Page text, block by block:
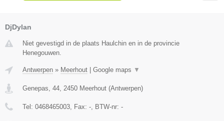
DjDylan
Niet gevestigd in de plaats Haulchin en in de provincie
Henegouwen.
Antwerpen » Meerhout Google maps ▼
Genepas, 44, 2450 Meerhout (Antwerpen)
Tel: 0468465003, Fax: -, BTW-nr: -